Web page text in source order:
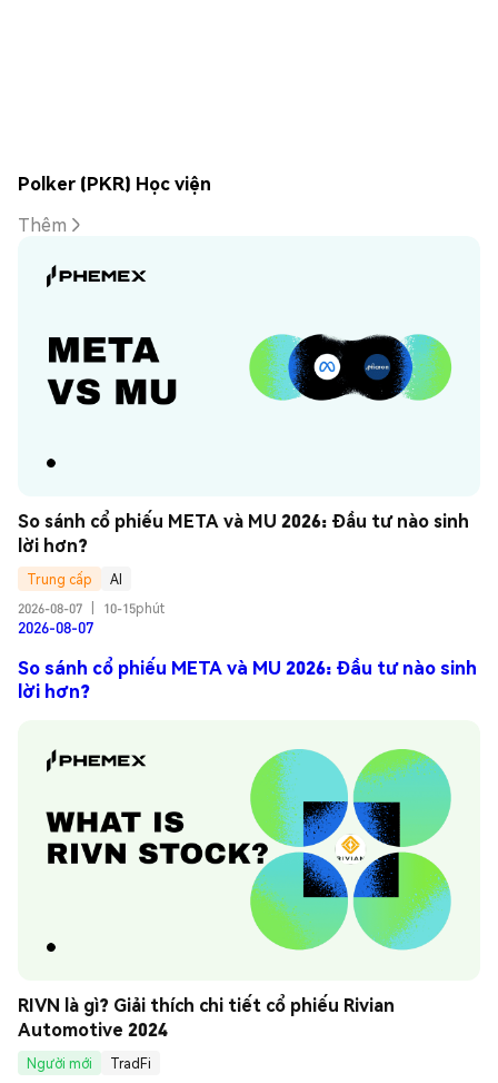
Polker (PKR) Học viện
Thêm
So sánh cổ phiếu META và MU 2026: Đầu tư nào sinh
lời hơn?
Trung cấp
AI
2026-08-07
10-15phút
2026-08-07
So sánh cổ phiếu META và MU 2026: Đầu tư nào sinh
lời hơn?
RIVN là gì? Giải thích chi tiết cổ phiếu Rivian
Automotive 2024
Người mới
TradFi